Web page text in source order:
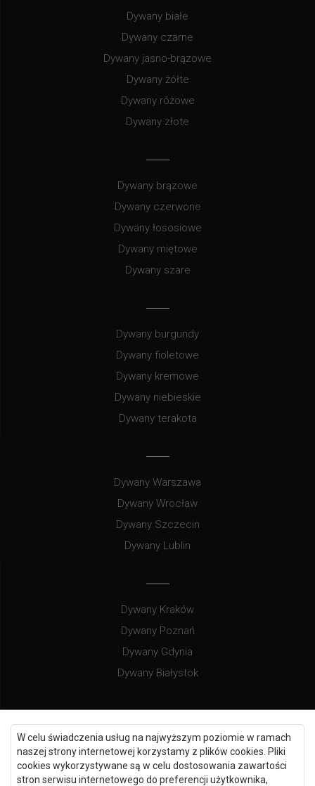
W celu świadczenia usług na najwyższym poziomie w ramach
naszej strony internetowej korzystamy z plików cookies. Pliki
cookies wykorzystywane są w celu dostosowania zawartości
stron serwisu internetowego do preferencji użytkownika,
Dywany białe
Dywany czarne
Dywany jasno-brązowe
Dywany żółte
Dywany różowe
Dywany złote
Dywany brązowe
Dywany czerwone
Dywany łososiowe
Dywany miętowe
Dywany szare
Dywany burgundy
Dywany fioletowe
Dywany kremowe
Dywany niebieskie
Dywany terakota
Dywany Warszawa
Dywany Wrocław
Dywany Szczecin
Dywany Lublin
Dywany Kraków
Dywany Poznań
Dywany Gdynia
Dywany Białystok
Dywany Kielce
Dywany Gdańsk
Dywany Toruń